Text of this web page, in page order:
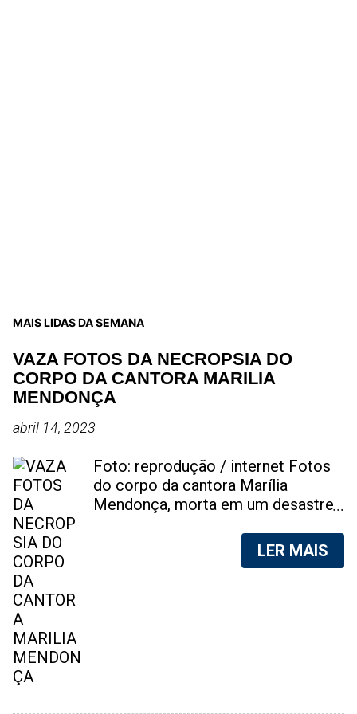
MAIS LIDAS DA SEMANA
VAZA FOTOS DA NECROPSIA DO
CORPO DA CANTORA MARILIA
MENDONÇA
abril 14, 2023
Foto: reprodução / internet Fotos
do corpo da cantora Marília
Mendonça, morta em um desastre
foram vazadas na internet. A
divulgação de fotos do corpo de
LER MAIS